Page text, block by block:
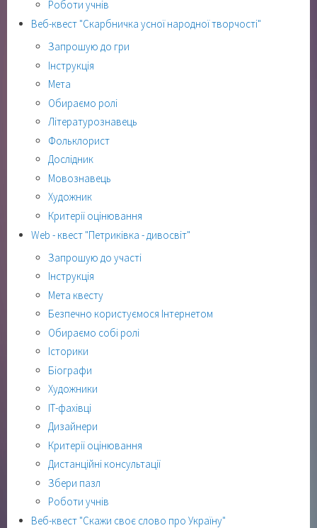
Роботи учнів
Веб-квест "Скарбничка усної народної творчості"
Запрошую до гри
Інструкція
Мета
Обираємо ролі
Літературознавець
Фольклорист
Дослідник
Мовознавець
Художник
Критерії оцінювання
Web - квест "Петриківка - дивосвіт"
Запрошую до участі
Інструкція
Мета квесту
Безпечно користуємося Інтернетом
Обираємо собі ролі
Історики
Біографи
Художники
ІТ-фахівці
Дизайнери
Критерії оцінювання
Дистанційні консультації
Збери пазл
Роботи учнів
Веб-квест "Скажи своє слово про Україну"